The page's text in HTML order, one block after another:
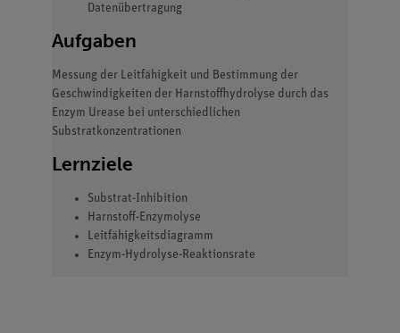
Datenübertragung
Aufgaben
Messung der Leitfähigkeit und Bestimmung der
Geschwindigkeiten der Harnstoffhydrolyse durch das
Enzym Urease bei unterschiedlichen
Substratkonzentrationen
Lernziele
Substrat-Inhibition
Harnstoff-Enzymolyse
Leitfähigkeitsdiagramm
Enzym-Hydrolyse-Reaktionsrate